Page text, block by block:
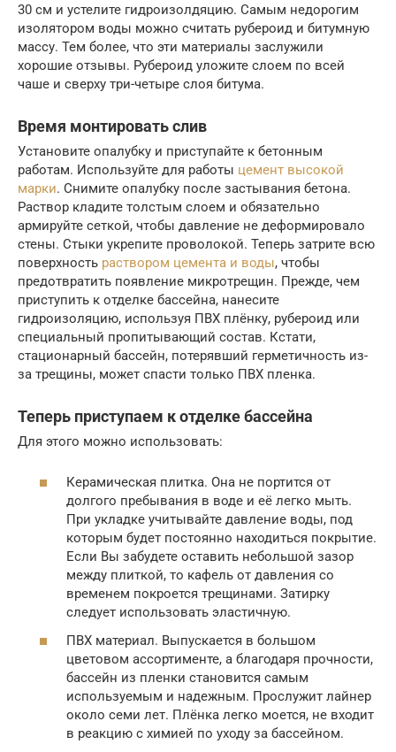
30 см и устелите гидроизолдяцию. Самым недорогим
изолятором воды можно считать рубероид и битумную
массу. Тем более, что эти материалы заслужили
хорошие отзывы. Рубероид уложите слоем по всей
чаше и сверху три-четыре слоя битума.
Время монтировать слив
Установите опалубку и приступайте к бетонным
работам. Используйте для работы цемент высокой
марки. Снимите опалубку после застывания бетона.
Раствор кладите толстым слоем и обязательно
армируйте сеткой, чтобы давление не деформировало
стены. Стыки укрепите проволокой. Теперь затрите всю
поверхность раствором цемента и воды, чтобы
предотвратить появление микротрещин. Прежде, чем
приступить к отделке бассейна, нанесите
гидроизоляцию, используя ПВХ плёнку, рубероид или
специальный пропитывающий состав. Кстати,
стационарный бассейн, потерявший герметичность из-
за трещины, может спасти только ПВХ пленка.
Теперь приступаем к отделке бассейна
Для этого можно использовать:
Керамическая плитка. Она не портится от
долгого пребывания в воде и её легко мыть.
При укладке учитывайте давление воды, под
которым будет постоянно находиться покрытие.
Если Вы забудете оставить небольшой зазор
между плиткой, то кафель от давления со
временем покроется трещинами. Затирку
следует использовать эластичную.
ПВХ материал. Выпускается в большом
цветовом ассортименте, а благодаря прочности,
бассейн из пленки становится самым
используемым и надежным. Прослужит лайнер
около семи лет. Плёнка легко моется, не входит
в реакцию с химией по уходу за бассейном.